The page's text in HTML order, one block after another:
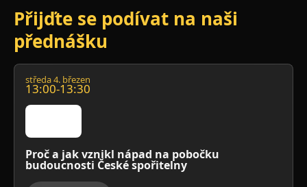
Přijďte se podívat na naši
přednášku
středa 4. březen
13:00-13:30
Proč a jak vznikl nápad na pobočku
budoucnosti České spořitelny